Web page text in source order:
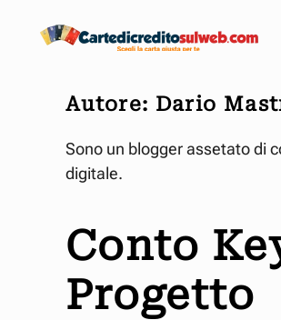
Passa
contenuto
principale
Autore: Dario
Sono un blogger assetato di
digitale.
Conto
Progetto